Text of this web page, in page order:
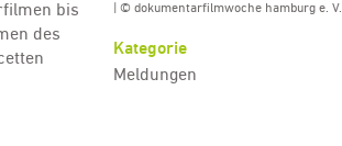
bis
des
| © dokumentarfilmwoche hamburg e. V.
Kategorie
Meldungen